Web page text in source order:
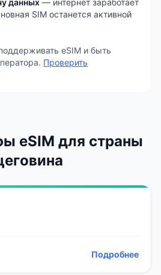
данных — интернет заработает
SIM останется активной
eSIM и быть
Проверить
eSIM для страны
Подробнее